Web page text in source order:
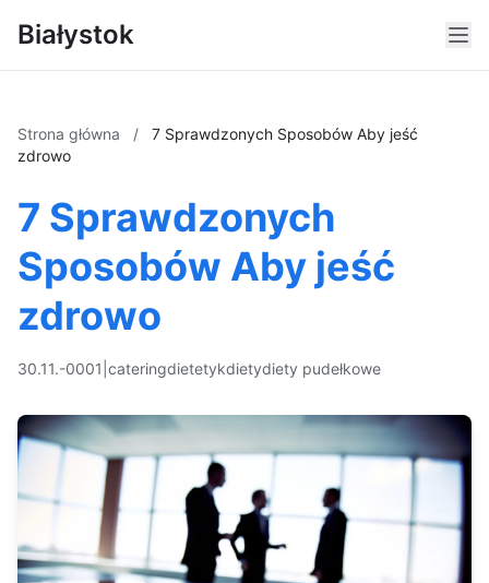
Białystok
Strona główna /
7 Sprawdzonych Sposobów Aby jeść
zdrowo
7 Sprawdzonych
Sposobów Aby jeść
zdrowo
30.11.-0001 cateringdietetykdietydiety pudełkowe